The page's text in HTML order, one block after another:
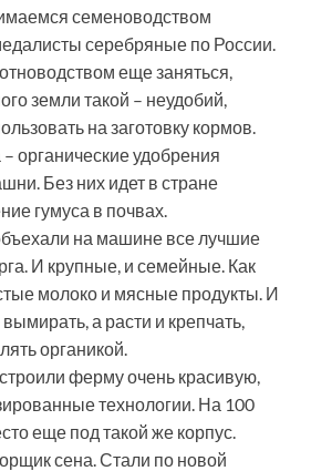
семеноводством
серебряные по России.
еще заняться,
земли такой – неудобий,
на заготовку кормов.
– органические удобрения
Без них идет в стране
гумуса в почвах.
на машине все лучшие
И крупные, и семейные. Как
молоко и мясные продукты. И
а расти и крепчать,
органикой.
ферму очень красивую,
технологии. На 100
еще под такой же корпус.
сена. Стали по новой